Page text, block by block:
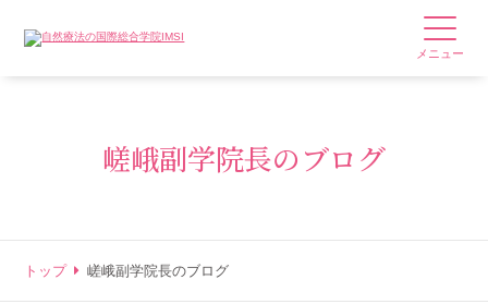
メニュー
嵯峨副学院長のブログ
トップ 嵯峨副学院長のブログ